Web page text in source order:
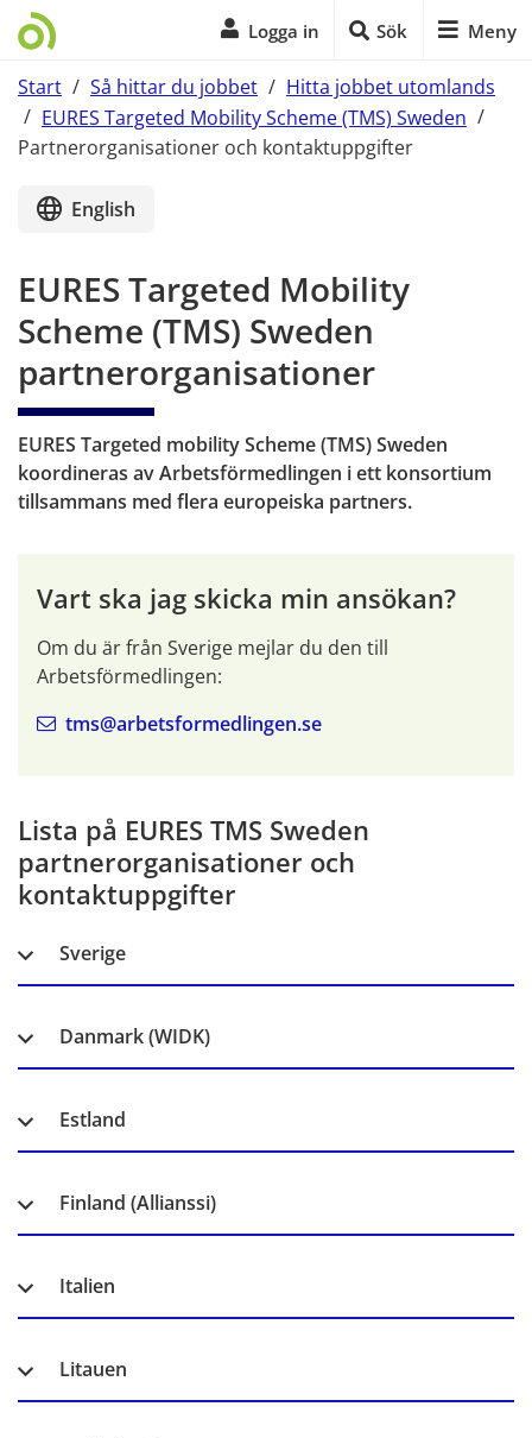
Logga in Sök Meny
Start / Så hittar du jobbet / Hitta jobbet utomlands
/ EURES Targeted Mobility Scheme (TMS) Sweden /
Partnerorganisationer och kontaktuppgifter
English
EURES Targeted Mobility
Scheme (TMS) Sweden
partnerorganisationer
EURES Targeted mobility Scheme (TMS) Sweden
koordineras av Arbetsförmedlingen i ett konsortium
tillsammans med flera europeiska partners.
Vart ska jag skicka min ansökan?
Om du är från Sverige mejlar du den till
Arbetsförmedlingen:
tms@arbetsformedlingen.se
Lista på EURES TMS Sweden
partnerorganisationer och
kontaktuppgifter
Sverige
Danmark (WIDK)
Estland
Finland (Allianssi)
Italien
Litauen